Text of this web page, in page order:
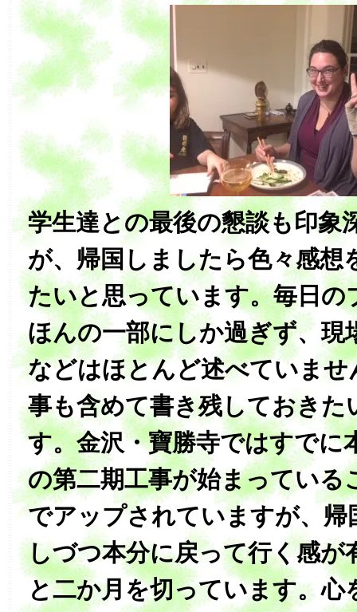
学生達との最後の懇談も印象
が、帰国しましたら色々感想
たいと思っています。毎日の
ほんの一部にしか過ぎず、現
などはほとんど述べていま
事も含めて書き残しておきた
す。‏金沢・寶勝寺ではすでに本堂屋根並びに式台
の第二期工事が始まっている
でアップされていますが、‏帰国を控え気持ちも少
しづつ本分に戻って行く感が‏有ります。‏今年もあ
と二か月を切っています。心